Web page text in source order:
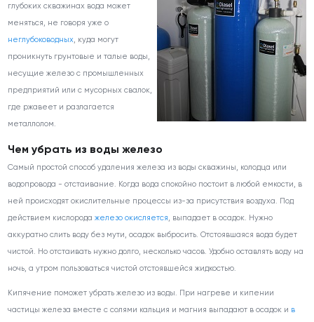
глубоких скважинах вода может
меняться, не говоря уже о
неглубоководных, куда могут
проникнуть грунтовые и талые воды,
несущие железо с промышленных
предприятий или с мусорных свалок,
где ржавеет и разлагается
металлолом.
Чем убрать из воды железо
Самый простой способ удаления железа из воды скважины, колодца или
водопровода - отстаивание. Когда вода спокойно постоит в любой емкости, в
ней происходят окислительные процессы из-за присутствия воздуха. Под
действием кислородажелезо окисляется, выпадает в осадок. Нужно
аккуратно слить воду без мути, осадок выбросить. Отстоявшаяся вода будет
чистой. Но отстаивать нужно долго, несколько часов. Удобно оставлять воду на
ночь, а утром пользоваться чистой отстоявшейся жидкостью.
Кипячение поможет убрать железо из воды. При нагреве и кипении
частицы железа вместе с солями кальция и магния выпадают в осадок и в